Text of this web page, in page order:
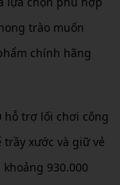
trào muốn
chính hãng
hỗ trợ lối chơi công
xước và giữ vẻ
930.000